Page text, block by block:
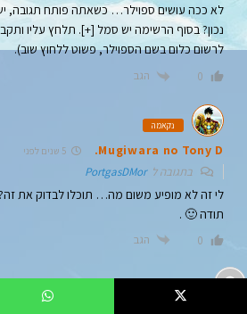
נכון? בסוף הרשימה יש סמל [+]. תלחץ עליו
לרשום כלום בשם הספוילר, פשוט ללחוץ שוב).
0 הגב
נקאמה
Mugiwara no Tony D. 5 שנים לפני
בתגובה לPortgasDMor
לי זה לא מופיע משום מה… תוכלו לבדוק את
תודה 🙂 .
0 הגב